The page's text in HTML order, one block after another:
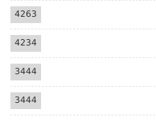
4263
4234
3444
3444